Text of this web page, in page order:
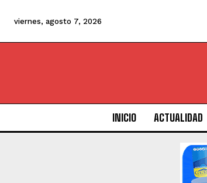
viernes, agosto 7, 2026
INICIO ACTUALIDAD